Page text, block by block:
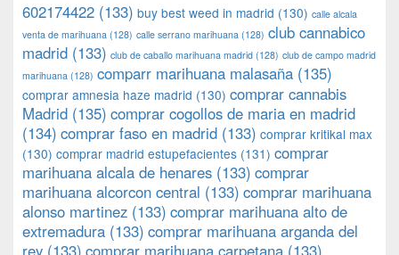
602174422 (133) buy best weed in madrid (130) calle alcala
venta de marihuana (128) calle serrano marihuana (128) club cannabico
madrid (133) club de caballo marihuana madrid (128) club de campo madrid
marihuana (128) comparr marihuana malasaña (135)
comprar amnesia haze madrid (130) comprar cannabis
Madrid (135) comprar cogollos de maria en madrid
(134) comprar faso en madrid (133) comprar kritikal max
(130) comprar madrid estupefacientes (131) comprar
marihuana alcala de henares (133) comprar
marihuana alcorcon central (133) comprar marihuana
alonso martinez (133) comprar marihuana alto de
extremadura (133) comprar marihuana arganda del